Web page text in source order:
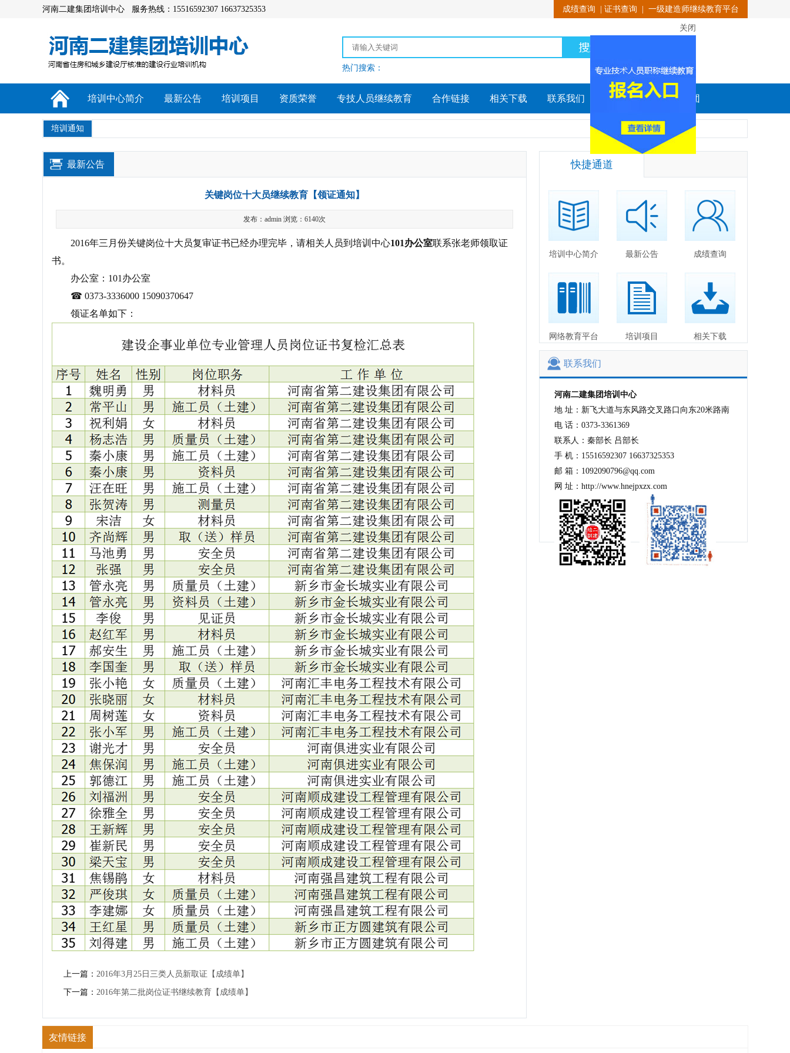
河南二建集团培训中心 服务热线：15516592307 16637325353 成绩查询 证书查询 一级建造师继续教育平台
热门搜索：
培训中心简介 最新公告 培训项目 资质荣誉 专技人员继续教育 合作链接 相关下载 联系我们 招聘信息 直通集团
培训通知
快捷通道
培训中心简介 最新公告 成绩查询
网络教育平台 培训项目 相关下载
联系我们
河南二建集团培训中心
地 址：新飞大道与东风路交叉路口向东20米路南
电 话：0373-3361369
联系人：秦部长 吕部长
手 机：15516592307 16637325353
邮 箱：1092090796@qq.com
网 址：http://www.hnejpxzx.com
最新公告
关键岗位十大员继续教育【领证通知】
发布：admin 浏览：6140次
2016年三月份关键岗位十大员复审证书已经办理完毕，请相关人员到培训中心101办公室联系张老师领取证
书。
办公室：101办公室
☎ 0373-3336000 15090370647
领证名单如下：
上一篇： 2016年3月25日三类人员新取证【成绩单】
下一篇： 2016年第二批岗位证书继续教育【成绩单】
友情链接